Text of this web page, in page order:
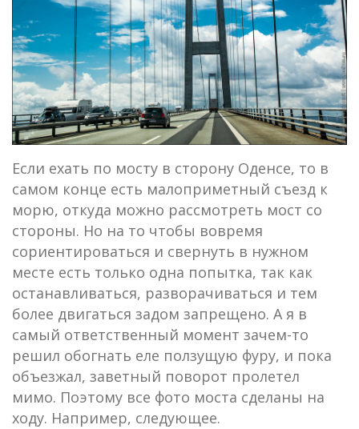
Если ехать по мосту в сторону Оденсе, то в
самом конце есть малоприметный съезд к
морю, откуда можно рассмотреть мост со
стороны. Но на то чтобы вовремя
сориентироваться и свернуть в нужном
месте есть только одна попытка, так как
останавливаться, разворачиваться и тем
более двигаться задом запрещено. А я в
самый ответственный момент зачем-то
решил обогнать еле ползущую фуру, и пока
объезжал, заветный поворот пролетел
мимо. Поэтому все фото моста сделаны на
ходу. Например, следующее.